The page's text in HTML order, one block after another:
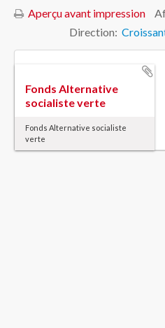
Aperçu avant impression
Direction:
Fonds Alternative
socialiste verte
Fonds Alternative socialiste
verte